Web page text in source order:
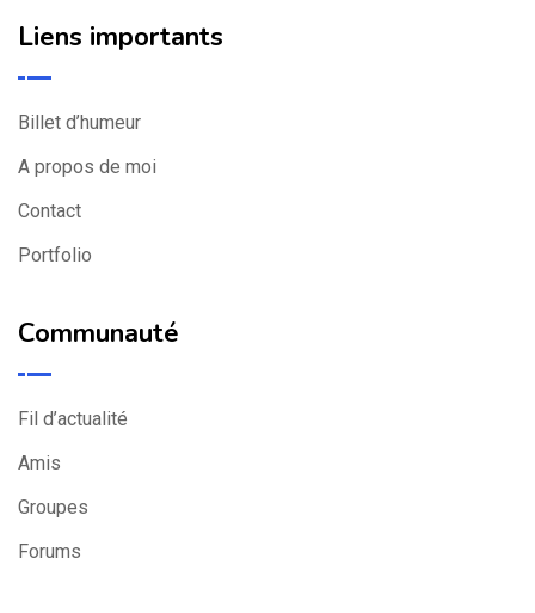
Liens importants
Billet d’humeur
A propos de moi
Contact
Portfolio
Communauté
Fil d’actualité
Amis
Groupes
Forums